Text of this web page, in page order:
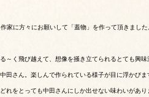
家に方々にお願いして「蓋物」を作って頂きました
～く飛び越えて、想像を掻き立てられるとても興味
田さん。楽しんで作られている様子が目に浮かびま
れをとっても中田さんにしか出せない味わいがあり